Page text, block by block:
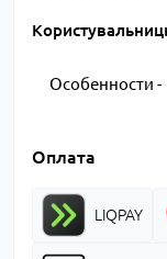
Особенности -
Оплата
LIQPAY